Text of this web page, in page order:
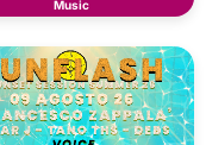
Music